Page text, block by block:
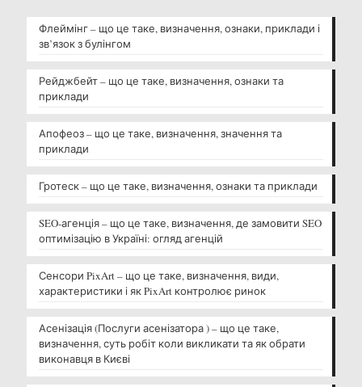
Флеймінг – що це таке, визначення, ознаки, приклади і
зв’язок з булінгом
Рейджбейт – що це таке, визначення, ознаки та
приклади
Апофеоз – що це таке, визначення, значення та
приклади
Гротеск – що це таке, визначення, ознаки та приклади
SEO-агенція – що це таке, визначення, де замовити SEO
оптимізацію в Україні: огляд агенцій
Сенсори PixArt – що це таке, визначення, види,
характеристики і як PixArt контролює ринок
Асенізація (Послуги асенізатора ) – що це таке,
визначення, суть робіт коли викликати та як обрати
виконавця в Києві